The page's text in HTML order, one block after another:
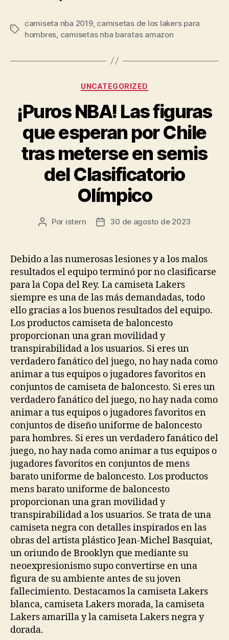
Etiquetas
camiseta nba 2019, camisetas de los lakers para
hombres camisetas nba baratas amazon
Categorías
UNCATEGORIZED
¡Puros NBA! Las figuras
que esperan por Chile
tras meterse en semis
del Clasificatorio
Olímpico
Autor
entrada
Por istern
Fecha
entrada
30 de agosto de 2023
Debido a las numerosas lesiones y a los malos
resultados el equipo terminó por no clasificarse
para la Copa del Rey. La camiseta Lakers
siempre es una de las más demandadas, todo
ello gracias a los buenos resultados del equipo.
Los productos camiseta de baloncesto
proporcionan una gran movilidad y
transpirabilidad a los usuarios. Si eres un
verdadero fanático del juego, no hay nada como
animar a tus equipos o jugadores favoritos en
conjuntos de camiseta de baloncesto. Si eres un
verdadero fanático del juego, no hay nada como
animar a tus equipos o jugadores favoritos en
conjuntos de diseño uniforme de baloncesto
para hombres. Si eres un verdadero fanático del
juego, no hay nada como animar a tus equipos o
jugadores favoritos en conjuntos de mens
barato uniforme de baloncesto. Los productos
mens barato uniforme de baloncesto
proporcionan una gran movilidad y
transpirabilidad a los usuarios. Se trata de una
camiseta negra con detalles inspirados en las
obras del artista plástico Jean-Michel Basquiat,
un oriundo de Brooklyn que mediante su
neoexpresionismo supo convertirse en una
figura de su ambiente antes de su joven
fallecimiento. Destacamos la camiseta Lakers
blanca, camiseta Lakers morada, la camiseta
Lakers amarilla y la camiseta Lakers negra y
dorada.